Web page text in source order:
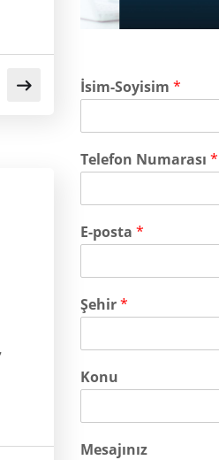
İsim-Soyisim *
Telefon Numarası *
E-posta *
Şehir*
Konu
Mesajınız